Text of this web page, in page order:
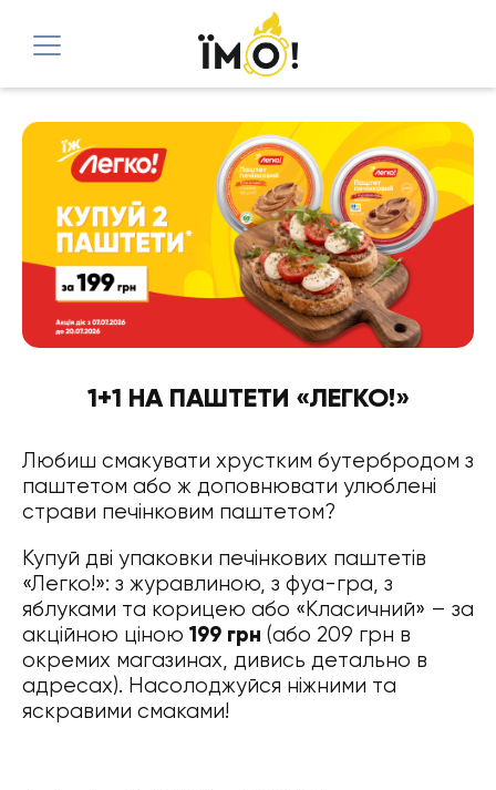
1+1 НА ПАШТЕТИ «ЛЕГКО!»
Любиш смакувати хрустким бутербродом з
паштетом або ж доповнювати улюблені
страви печінковим паштетом?
Купуй дві упаковки печінкових паштетів
«Легко!»: з журавлиною, з фуа-гра, з
яблуками та корицею або «Класичний» – за
акційною ціною 199 грн (або 209 грн в
окремих магазинах, дивись детально в
адресах). Насолоджуйся ніжними та
яскравими смаками!